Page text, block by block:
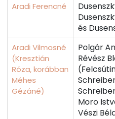
Aradi Ferencné
és
Aradi Vilmosné
(Kresztián
Róza, korábban
Méhes
Gézáné)
Polgár
Révész
Moro
Vészi